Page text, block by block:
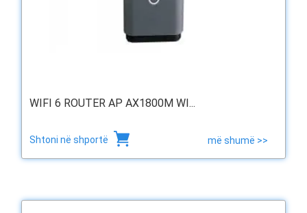
WIFI 6 ROUTER AP AX1800M WI...
Shtoni në shportë më shumë >>